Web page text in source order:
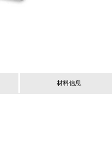
材料信息